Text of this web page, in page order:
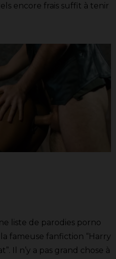
encore frais suffit à tenir
liste de parodies porno
fameuse fanfiction “Harry
Il n’y a pas grand chose à